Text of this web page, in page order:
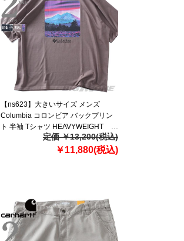
【ns623】大きいサイズ メンズ
Columbia コロンビア バックプリン
ト 半袖 Tシャツ HEAVYWEIGHT
BACK GRAPHIC TEE USA直輸入
定価 ￥13,200(税込)
￥11,880(税込)